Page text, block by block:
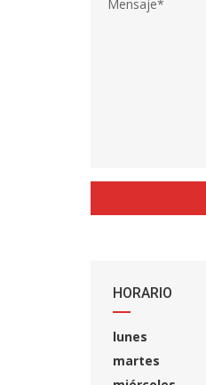
HORARIO
lunes
martes